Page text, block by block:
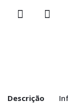
Descrição